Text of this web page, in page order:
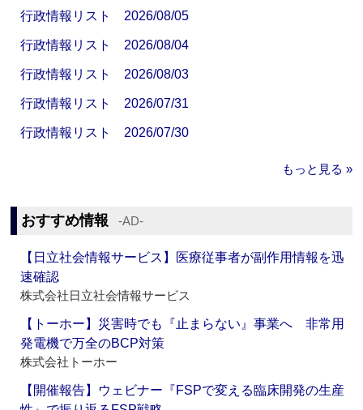
行政情報リスト 2026/08/05
行政情報リスト 2026/08/04
行政情報リスト 2026/08/03
行政情報リスト 2026/07/31
行政情報リスト 2026/07/30
もっと見る »
おすすめ情報 ‐AD‐
【日立社会情報サービス】医療従事者が副作用情報を迅
速確認
株式会社日立社会情報サービス
【トーホー】災害時でも『止まらない』事業へ 非常用
発電機で万全のBCP対策
株式会社トーホー
【開催報告】ウェビナー『FSPで変える臨床開発の生産